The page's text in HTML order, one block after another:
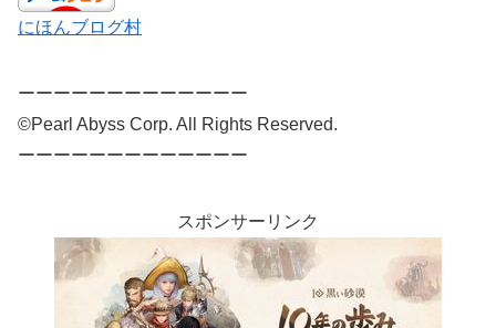
にほんブログ村
ーーーーーーーーーーーーー
©Pearl Abyss Corp. All Rights Reserved.
ーーーーーーーーーーーーー
スポンサーリンク